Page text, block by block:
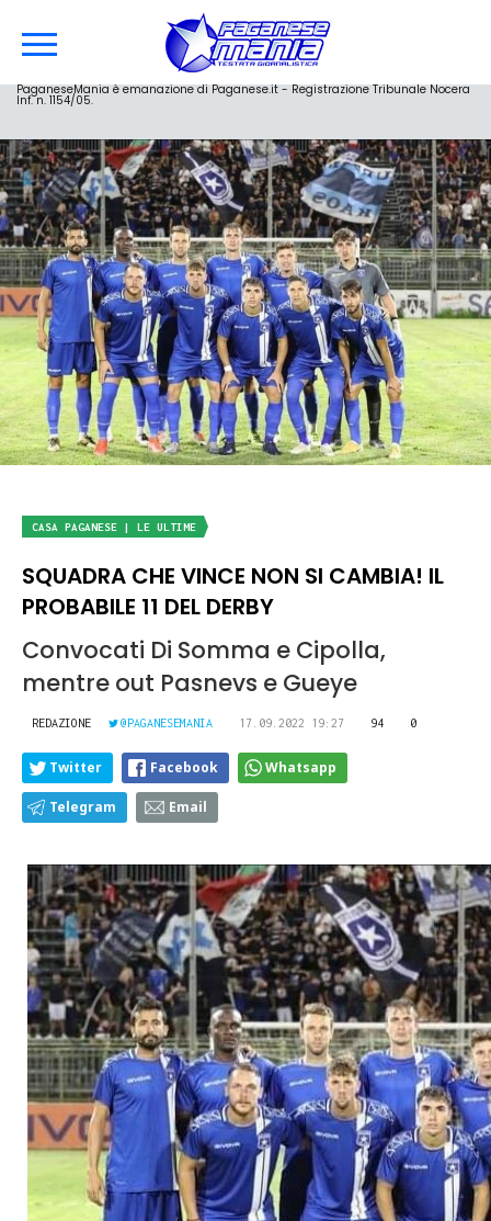
PaganeseMania è emanazione di Paganese.it - Registrazione Tribunale Nocera
Inf. n. 1154/05.
CASA PAGANESE | LE ULTIME
SQUADRA CHE VINCE NON SI CAMBIA! IL
PROBABILE 11 DEL DERBY
Convocati Di Somma e Cipolla,
mentre out Pasnevs e Gueye
REDAZIONE @PAGANESEMANIA 17.09.2022 19:27 94 0
Twitter Facebook Whatsapp
Telegram Email